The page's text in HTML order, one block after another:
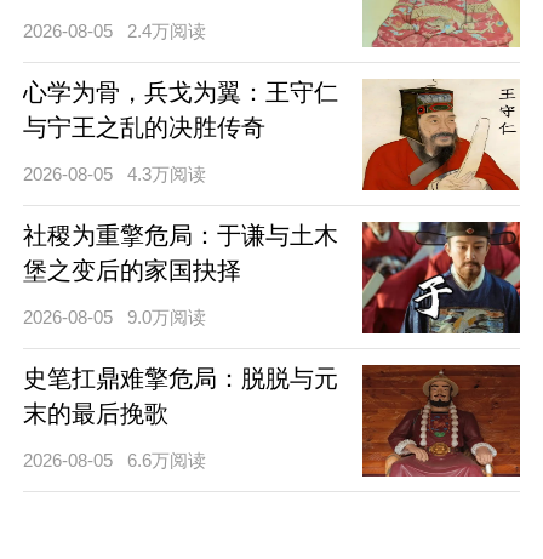
2026-08-05 2.4万阅读
心学为骨，兵戈为翼：王守仁
与宁王之乱的决胜传奇
2026-08-05 4.3万阅读
社稷为重擎危局：于谦与土木
堡之变后的家国抉择
2026-08-05 9.0万阅读
史笔扛鼎难擎危局：脱脱与元
末的最后挽歌
2026-08-05 6.6万阅读